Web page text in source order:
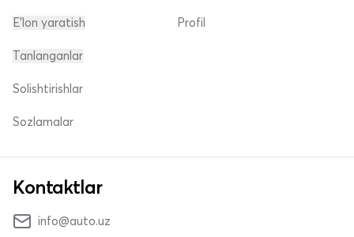
E'lon yaratish Profil
Tanlanganlar
Solishtirishlar
Sozlamalar
Kontaktlar
info@auto.uz